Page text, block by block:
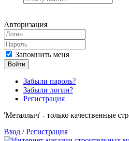
Авторизация
Запомнить меня
Войти
Забыли пароль?
Забыли логин?
Регистрация
'Металлыч' - только качественные
Вход /Регистрация